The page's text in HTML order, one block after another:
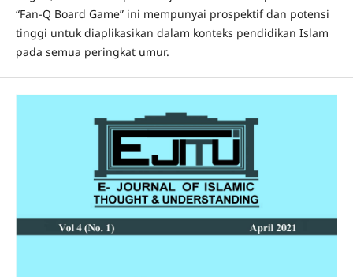
“Fan-Q Board Game” ini mempunyai prospektif dan potensi
tinggi untuk diaplikasikan dalam konteks pendidikan Islam
pada semua peringkat umur.